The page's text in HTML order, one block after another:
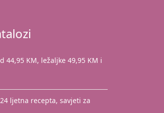
44,95 KM, ležaljke 49,95 KM i
ljetna recepta, savjeti za